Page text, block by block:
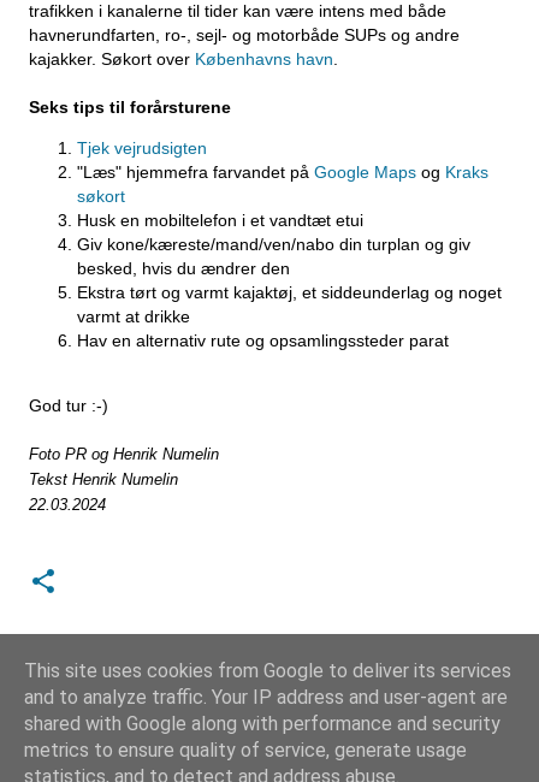
trafikken i kanalerne til tider kan være intens med både
havnerundfarten, ro-, sejl- og motorbåde SUPs og andre
kajakker. Søkort over Københavns havn.
Seks tips til forårsturene
Tjek vejrudsigten
"Læs" hjemmefra farvandet på Google Maps og Kraks
søkort
Husk en mobiltelefon i et vandtæt etui
Giv kone/kæreste/mand/ven/nabo din turplan og giv
besked, hvis du ændrer den
Ekstra tørt og varmt kajaktøj, et siddeunderlag og noget
varmt at drikke
Hav en alternativ rute og opsamlingssteder parat
God tur :-)
Foto PR og Henrik Numelin
Tekst Henrik Numelin
22.03.2024
This site uses cookies from Google to deliver its services
and to analyze traffic. Your IP address and user-agent are
shared with Google along with performance and security
metrics to ensure quality of service, generate usage
statistics, and to detect and address abuse.